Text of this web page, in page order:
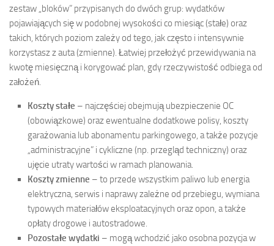
zestaw „bloków” przypisanych do dwóch grup: wydatków
pojawiających się w podobnej wysokości co miesiąc (stałe) oraz
takich, których poziom zależy od tego, jak często i intensywnie
korzystasz z auta (zmienne). Łatwiej przełożyć przewidywania na
kwotę miesięczną i korygować plan, gdy rzeczywistość odbiega od
założeń.
Koszty stałe – najczęściej obejmują ubezpieczenie OC
(obowiązkowe) oraz ewentualne dodatkowe polisy, koszty
garażowania lub abonamentu parkingowego, a także pozycje
„administracyjne” i cykliczne (np. przegląd techniczny) oraz
ujęcie utraty wartości w ramach planowania.
Koszty zmienne – to przede wszystkim paliwo lub energia
elektryczna, serwis i naprawy zależne od przebiegu, wymiana
typowych materiałów eksploatacyjnych oraz opon, a także
opłaty drogowe i autostradowe.
Pozostałe wydatki – mogą wchodzić jako osobna pozycja w